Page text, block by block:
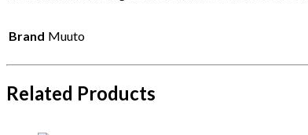
Brand Muuto
Related Products